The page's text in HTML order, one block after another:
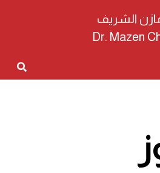
الشريف
Dr. Mazen